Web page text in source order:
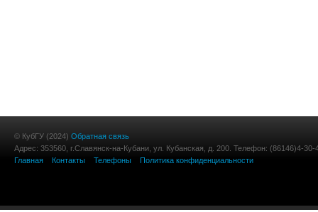
© КубГУ (2024) Обратная связь
Адрес: 353560, г.Славянск-на-Кубани, ул. Кубанская, д. 200. Телефон: (86146)4-30-
Главная
Контакты Телефоны Политика конфиденциальности